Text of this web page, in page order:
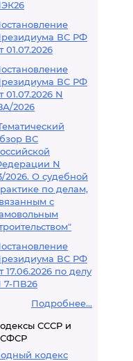
ВС РФ
01.07.2026
ВС РФ
01.07.2026 N
2026
ВС
N
2026. О судебной
по делам,
с
ВС РФ
17.06.2026 по делу
7-ПВ26
Подробнее...
СССР и
кодекс